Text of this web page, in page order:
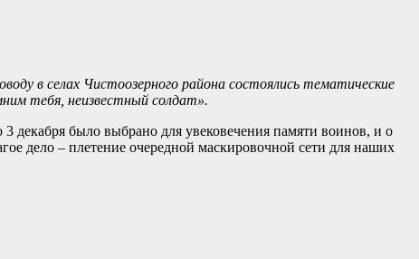
в селах Чистоозерного района состоялись тематические
тебя, неизвестный солдат».
декабря было выбрано для увековечения памяти воинов, и о
дело – плетение очередной маскировочной сети для наших